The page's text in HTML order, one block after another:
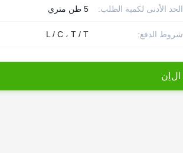
الحد الأدنى لكمية الطلب: 5 طن متري
شروط الدفع: L / C ، T / T
ل ن